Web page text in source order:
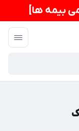
بیمه ها]